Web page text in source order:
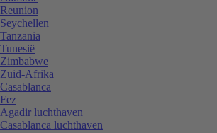
Reunion
Seychellen
Tanzania
Tunesië
Zimbabwe
Zuid-Afrika
Casablanca
Fez
Agadir luchthaven
Casablanca luchthaven